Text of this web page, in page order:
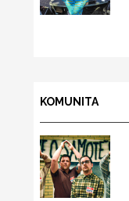
KOMUNITA